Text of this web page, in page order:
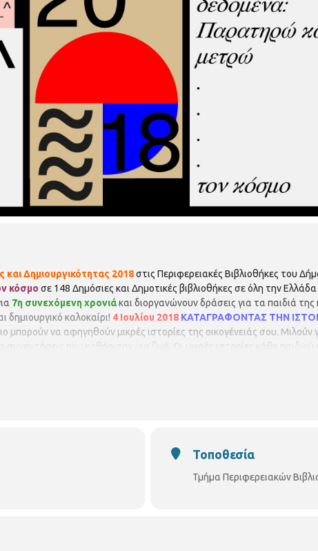
Δημιουργικότητας 2018στις Περιφερειακές Βιβλιοθήκες του
κόσμο σε 148 Δημόσιες και Δημοτικές βιβλιοθήκες σε όλη την Ελλάδα
7η συνεχόμενη χρονιάκαι διοργανώνουν δράσεις για τα παιδιά
δημιουργικό καλοκαίρι! 4 Ιουλίου 2018 ΚΑΤΑΓΡΑΦΟΝΤΑΣ ΤΗΝ
μπορούν να αφηγηθούν μικρές ιστορίες της οικογένειάς σου. Μιλούν
συναντήσεις που καθόρισαν μια ζωή. Οι μικρές ιστορίες κάθε
Αρχαιοτήτων 13 2310 616076
προεγγραφή
Τοποθεσία
Τμήμα Περιφερειακών